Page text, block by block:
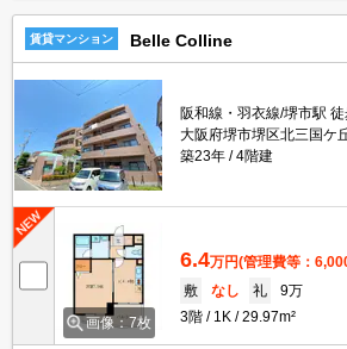
賃貸マンション Belle Colline
阪和線・羽衣線/堺市駅
大阪府堺市堺区北三国ケ
築23年
4階建
画像：7枚
6.4万円(管理費等：
敷
なし 礼
9万
3階
1K 29.97m²